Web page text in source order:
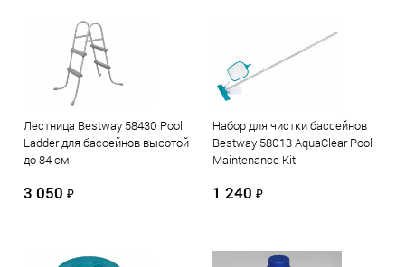
Лестница Bestway 58430 Pool
Ladder для бассейнов высотой
до 84 см
3 050 ₽
Набор для чистки бассейнов
Bestway 58013 AquaClear Pool
Maintenance Kit
1 240 ₽